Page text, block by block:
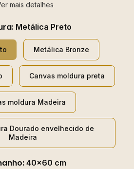
mais detalhes
Metálica Preto
Metálica Bronze
Canvas moldura preta
moldura Madeira
Dourado envelhecido de
Madeira
40x60 cm